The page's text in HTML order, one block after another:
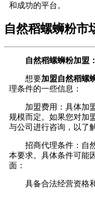
和成功的平台。
自然稻螺蛳粉市
自然稻螺蛳粉加盟：
想要加盟自然稻螺
理条件的一些信息：
加盟费用：具体加盟
规模而定。如果您对加
与公司进行咨询，以了
招商代理条件：自然
本要求。具体条件可能
面：
具备合法经营资格和